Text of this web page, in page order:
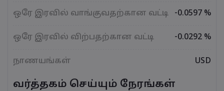
ஒரே இரவில் வாங்குவதற்கான வட்டி -0.0597 %
ஒரே இரவில் விற்பதற்கான வட்டி -0.0292 %
நாணயங்கள் USD
வர்த்தகம் செய்யும் நேரங்கள்